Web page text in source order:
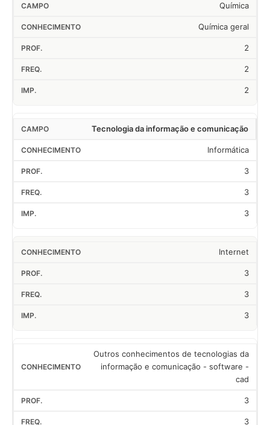
Química
Química geral
2
2
2
Tecnologia da informação e comunicação
Informática
3
3
3
Internet
3
3
3
Outros conhecimentos de tecnologias da
informação e comunicação - software -
cad
3
3